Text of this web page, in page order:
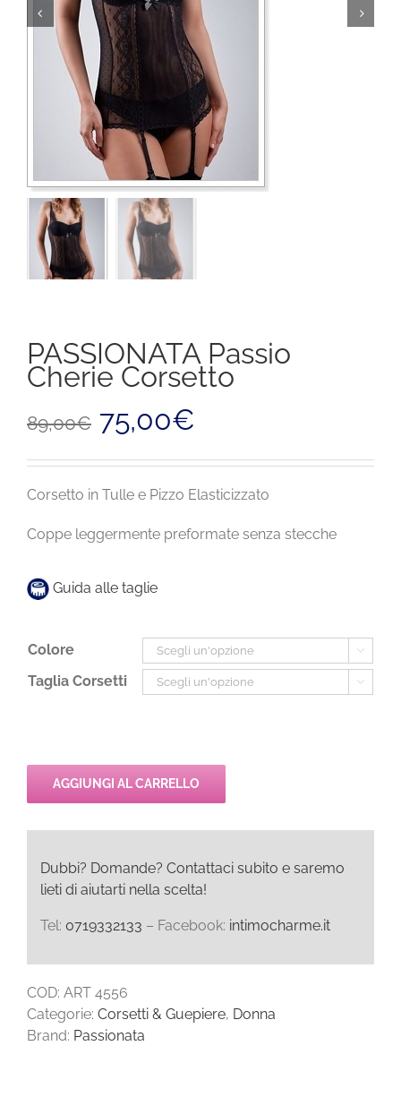
PASSIONATA Passio
Cherie Corsetto
89,00€
prezzo
era:
89,00€.
75,00€
è:
75,00€.
Corsetto in Tulle e Pizzo Elasticizzato
Coppe leggermente preformate senza stecche
Guida alle taglie
Colore 
Taglia Corsetti 
AGGIUNGI AL CARRELLO
Dubbi? Domande? Contattaci subito e saremo
lieti di aiutarti nella scelta!
Tel: 0719332133 – Facebook: intimocharme.it
COD: ART 4556
Categorie: Corsetti & Guepiere, Donna
Brand: Passionata